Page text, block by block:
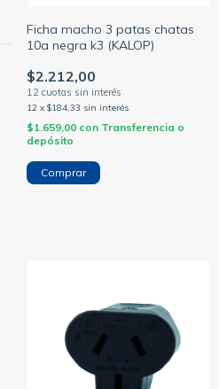
Ficha macho 3 patas chatas
10a negra k3 (KALOP)
$2.212,00
12 x$184,33 sin interés
$1.659,00 con Transferencia o
depósito